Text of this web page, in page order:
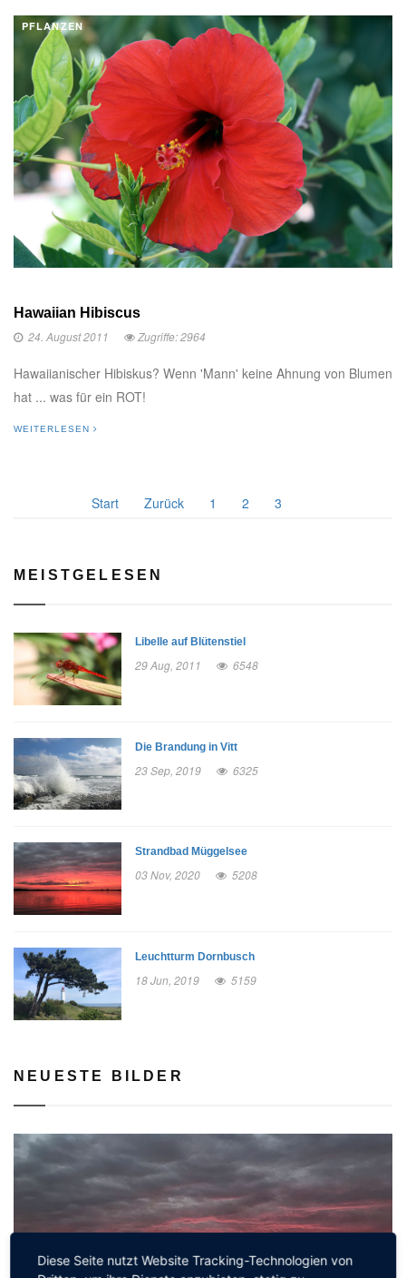
PFLANZEN
Hawaiian Hibiscus
24. August 2011
Zugriffe: 2964
Hawaiianischer Hibiskus? Wenn 'Mann' keine Ahnung von Blumen
hat ... was für ein ROT!
WEITERLESEN
Start Zurück 1 2 3
MEISTGELESEN
Libelle auf Blütenstiel
29 Aug, 2011 6548
Die Brandung in Vitt
23 Sep, 2019 6325
Strandbad Müggelsee
03 Nov, 2020 5208
Leuchtturm Dornbusch
18 Jun, 2019 5159
NEUESTE BILDER
Diese Seite nutzt Website Tracking-Technologien von